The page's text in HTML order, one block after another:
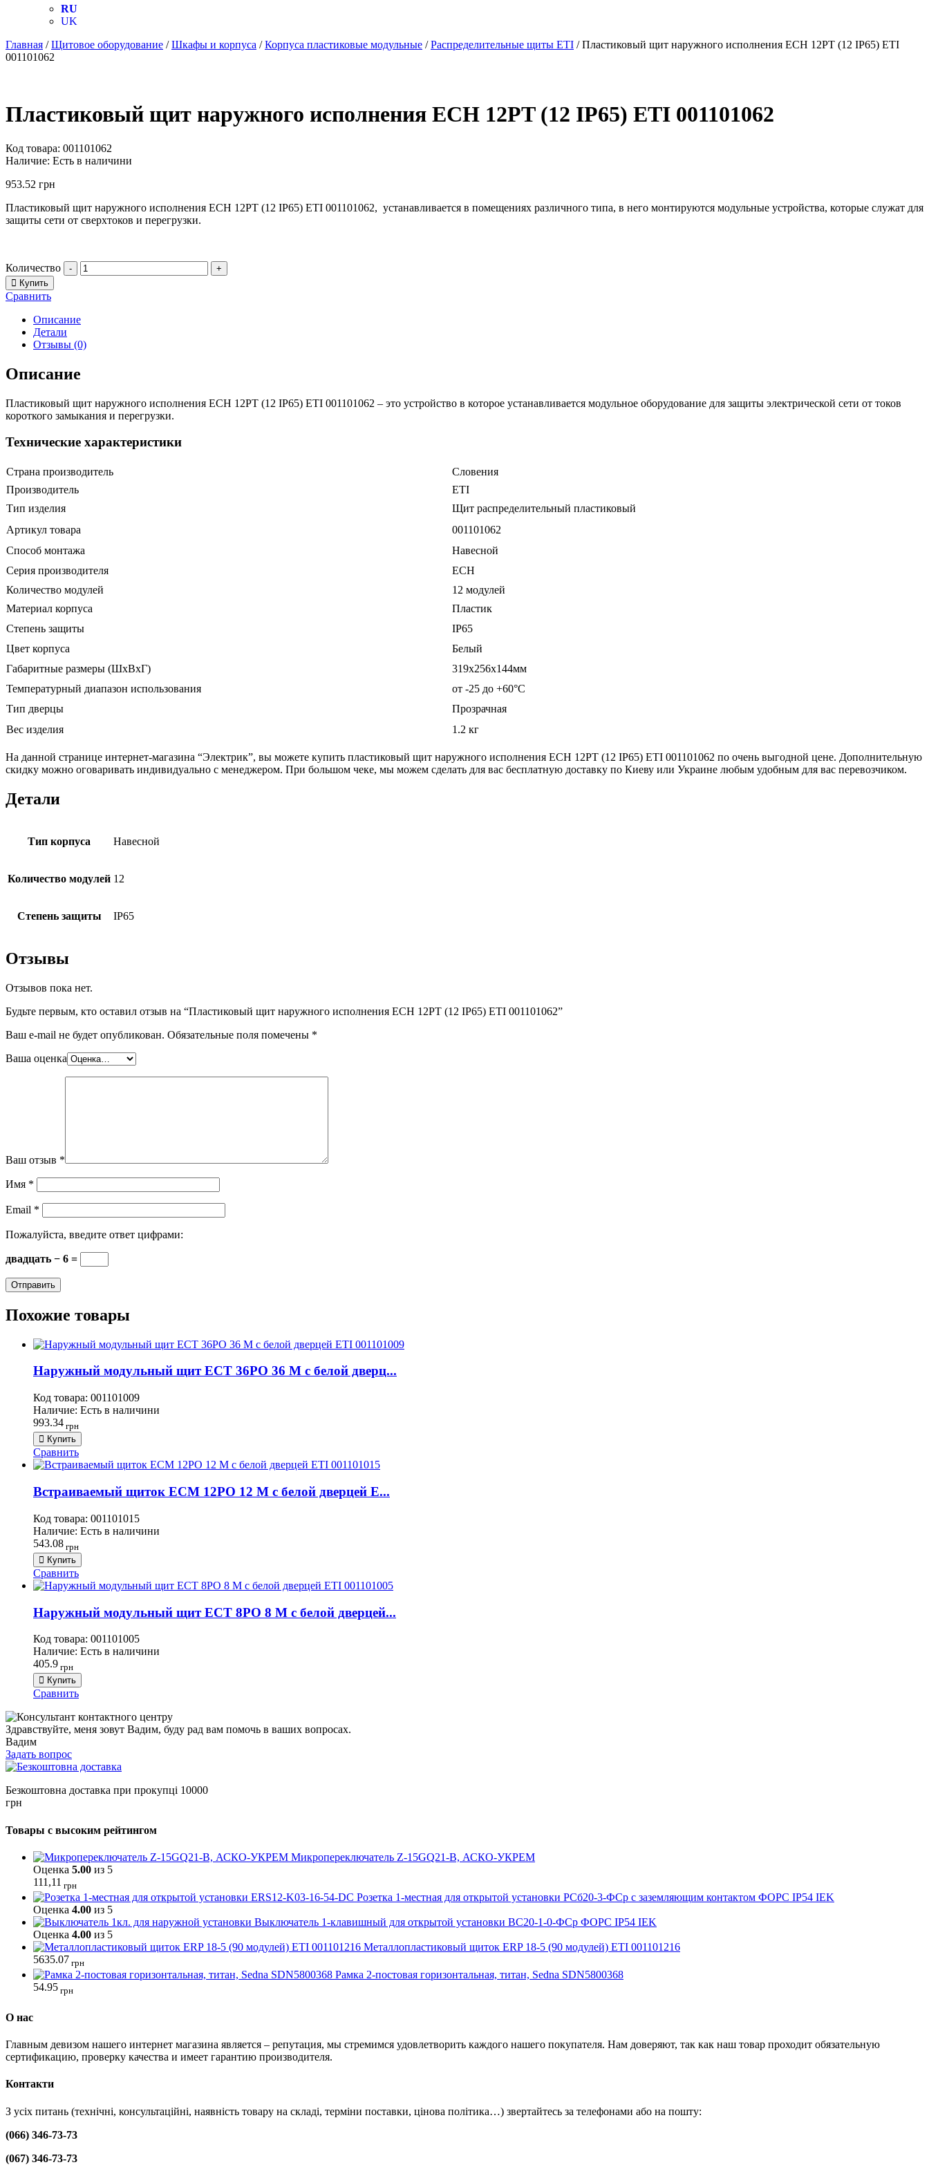
RU
UK
Главная /Щитовое оборудование /Шкафы и корпуса /Корпуса пластиковые модульные /Распределительные щиты ETI / Пластиковый щит наружного исполнения ECH 12PT (12 IP65) ETI
001101062
Пластиковый щит наружного исполнения ECH 12PT (12 IP65) ETI 001101062
Код товара: 001101062
Наличие: Есть в наличини
953.52 грн
Пластиковый щит наружного исполнения ECH 12PT (12 IP65) ETI 001101062, устанавливается в помещениях различного типа, в него монтируются модульные устройства, которые служат для
защиты сети от сверхтоков и перегрузки.
Количество -
+
Купить
Сравнить
Описание
Детали
Отзывы (0)
Описание
Пластиковый щит наружного исполнения ECH 12PT (12 IP65) ETI 001101062 – это устройство в которое устанавливается модульное оборудование для защиты электрической сети от токов
короткого замыкания и перегрузки.
Технические характеристики
Страна производитель
Словения
Производитель
ETI
Тип изделия
Щит распределительный пластиковый
Артикул товара
001101062
Способ монтажа
Навесной
Серия производителя
ECH
Количество модулей
12 модулей
Материал корпуса
Пластик
Степень защиты
ІР65
Цвет корпуса
Белый
Габаритные размеры (ШхВхГ)
319x256x144мм
Температурный диапазон использования
от -25 до +60°С
Тип дверцы
Прозрачная
Вес изделия
1.2 кг
На данной странице интернет-магазина “Электрик”, вы можете купить пластиковый щит наружного исполнения ECH 12PT (12 IP65) ETI 001101062 по очень выгодной цене. Дополнительную
скидку можно оговаривать индивидуально с менеджером. При большом чеке, мы можем сделать для вас бесплатную доставку по Киеву или Украине любым удобным для вас перевозчиком.
Детали
Тип корпуса Навесной
Количество модулей 12
Степень защиты IP65
Отзывы
Отзывов пока нет.
Будьте первым, кто оставил отзыв на “Пластиковый щит наружного исполнения ECH 12PT (12 IP65) ETI 001101062”
Ваш e-mail не будет опубликован. Обязательные поля помечены *
Ваша оценка
Ваш отзыв *
Имя *
Email *
Пожалуйста, введите ответ цифрами:
двадцать − 6 =
Похожие товары
Наружный модульный щит ECT 36PO 36 М с белой дверц...
Код товара: 001101009
Наличие: Есть в наличини
993.34 грн
Купить
Сравнить
Встраиваемый щиток ECМ 12PO 12 М с белой дверцей E...
Код товара: 001101015
Наличие: Есть в наличини
543.08 грн
Купить
Сравнить
Наружный модульный щит ECT 8PO 8 М с белой дверцей...
Код товара: 001101005
Наличие: Есть в наличини
405.9 грн
Купить
Сравнить
Здравствуйте, меня зовут Вадим, буду рад вам помочь в ваших вопросах.
Вадим
Задать вопрос
Безкоштовна доставка при прокупці 10000
грн
Товары с высоким рейтингом
Микропереключатель Z-15GQ21-B, АСКО-УКРЕМ
Оценка 5.00 из 5
111,11 грн
Розетка 1-местная для открытой установки РСб20-3-ФСр с заземляющим контактом ФОРС IP54 IEK
Оценка 4.00 из 5
Выключатель 1-клавишный для открытой установки ВС20-1-0-ФСр ФОРС IP54 IEK
Оценка 4.00 из 5
Металлопластиковый щиток ERP 18-5 (90 модулей) ETI 001101216
5635.07 грн
Рамка 2-постовая горизонтальная, титан, Sedna SDN5800368
54.95 грн
О нас
Главным девизом нашего интернет магазина является – репутация, мы стремимся удовлетворить каждого нашего покупателя. Нам доверяют, так как наш товар проходит обязательную
сертификацию, проверку качества и имеет гарантию производителя.
Контакти
З усіх питань (технічні, консультаційні, наявність товару на складі, терміни поставки, цінова політика…) звертайтесь за телефонами або на пошту:
(066) 346-73-73
(067) 346-73-73